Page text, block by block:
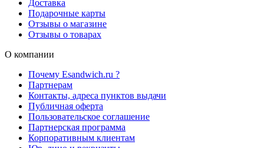
Доставка
Подарочные карты
Отзывы о магазине
Отзывы о товарах
О компании
Почему Esandwich.ru ?
Партнерам
Контакты, адреса пунктов выдачи
Публичная оферта
Пользовательское соглашение
Партнерская программа
Корпоративным клиентам